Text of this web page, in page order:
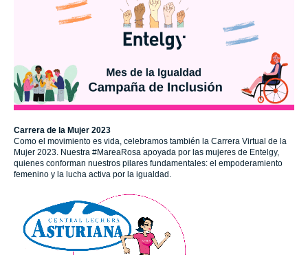
Carrera de la Mujer 2023
Como el movimiento es vida, celebramos también la Carrera Virtual de la
Mujer 2023. Nuestra #MareaRosa apoyada por las mujeres de Entelgy,
quienes conforman nuestros pilares fundamentales: el empoderamiento
femenino y la lucha activa por la igualdad.